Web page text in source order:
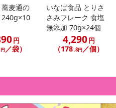
別注意事項（※必ずご確認くだ
麦通の
円
円／袋）
いなば食品 とりさ
さみフレーク 食塩
無添加 70g×24個
4,290円
（178.8円／個）